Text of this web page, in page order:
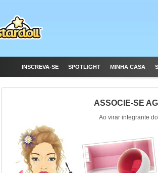
INSCREVA-SE SPOTLIGHT MINHA CASA
ASSOCIE-SE
Ao virar integrante